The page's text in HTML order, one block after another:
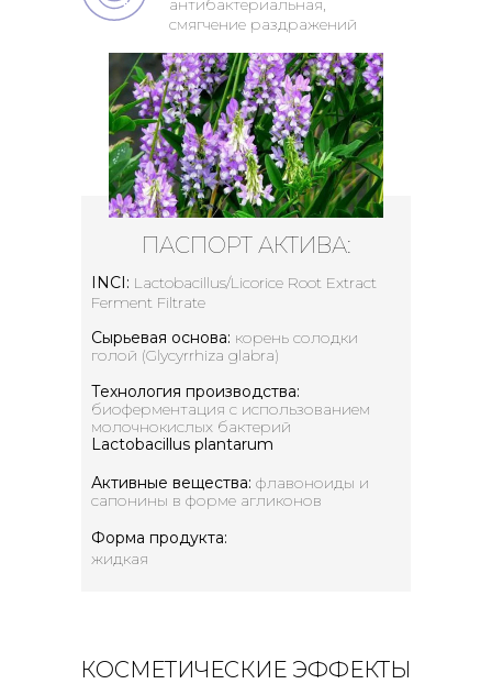
антибактериальная,
смягчение раздражений
ПАСПОРТ АКТИВА:
INCI: Lactobacillus/Licorice Root Extract
Ferment Filtrate
Сырьевая основа: корень солодки
голой (Glycyrrhiza glabra)
Активные вещества: флавоноиды и
сапонины в форме агликонов
Форма продукта:
жидкая
Технология производства:
биоферментация с использованием
молочнокислых бактерий
Lactobacillus plantarum
КОСМЕТИЧЕСКИЕ ЭФФЕКТЫ